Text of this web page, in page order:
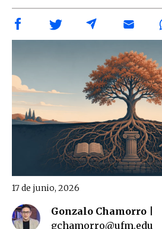
Gonzalo Chamorro |
gchamorro@ufm.edu
17 de junio, 2026